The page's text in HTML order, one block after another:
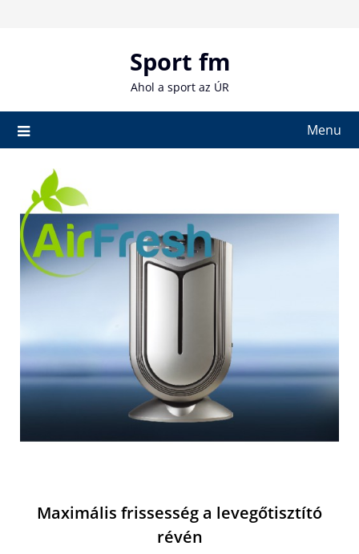
Sport fm
Ahol a sport az ÚR
Menu
Maximális frissesség a levegőtisztító
révén